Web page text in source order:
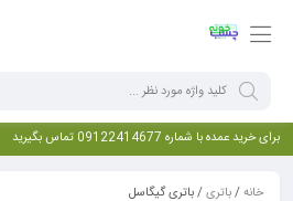
برای خرید عمده با شماره 09122414677 تماس بگیرید
خانه/باتری/ باتری گیگاسل